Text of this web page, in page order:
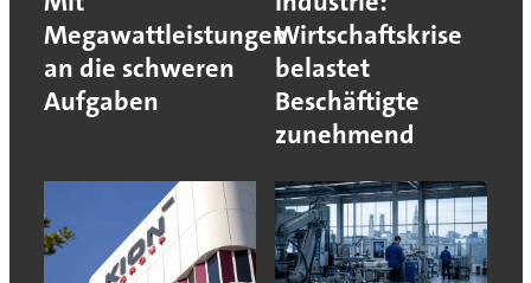
Megawattleistungen
an die schweren
Aufgaben
Wirtschaftskrise
belastet
Beschäftigte
zunehmend